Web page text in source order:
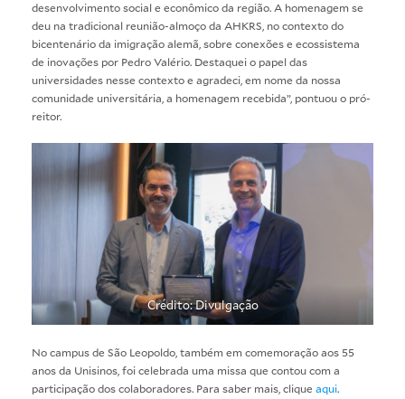
desenvolvimento social e econômico da região. A homenagem se
deu na tradicional reunião-almoço da AHKRS, no contexto do
bicentenário da imigração alemã, sobre conexões e ecossistema
de inovações por Pedro Valério. Destaquei o papel das
universidades nesse contexto e agradeci, em nome da nossa
comunidade universitária, a homenagem recebida”, pontuou o pró-
reitor.
Crédito: Divulgação
No campus de São Leopoldo, também em comemoração aos 55
anos da Unisinos, foi celebrada uma missa que contou com a
participação dos colaboradores. Para saber mais, clique aqui.